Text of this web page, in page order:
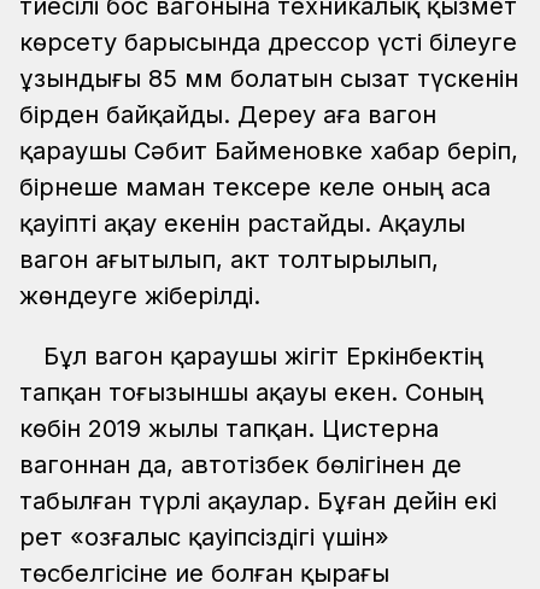
тиесілі бос вагонына техникалық қызмет
көрсету барысында дрессор үсті білеуге
ұзындығы 85 мм болатын сызат түскенін
бірден байқайды. Дереу аға вагон
қараушы Сәбит Байменовке хабар беріп,
бірнеше маман тексере келе оның аса
қауіпті ақау екенін растайды. Ақаулы
вагон ағытылып, акт толтырылып,
жөндеуге жіберілді.
Бұл вагон қараушы жігіт Еркінбектің
тапқан тоғызыншы ақауы екен. Соның
көбін 2019 жылы тапқан. Цистерна
вагоннан да, автотізбек бөлігінен де
табылған түрлі ақаулар. Бұған дейін екі
рет «Қозғалыс қауіпсіздігі үшін»
төсбелгісіне ие болған қырағы